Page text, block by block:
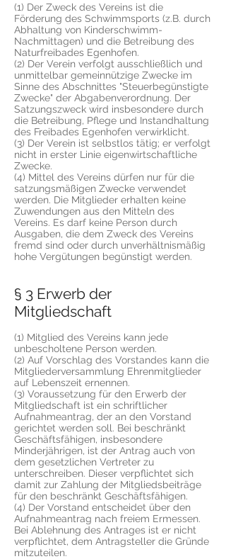
(1) Der Zweck des Vereins ist die
Förderung des Schwimmsports (z.B. durch
Abhaltung von Kinderschwimm-
Nachmittagen) und die Betreibung des
Naturfreibades Egenhofen.
(2) Der Verein verfolgt ausschließlich und
unmittelbar gemeinnützige Zwecke im
Sinne des Abschnittes "Steuerbegünstigte
Zwecke" der Abgabenverordnung. Der
Satzungszweck wird insbesondere durch
die Betreibung, Pflege und Instandhaltung
des Freibades Egenhofen verwirklicht.
(3) Der Verein ist selbstlos tätig; er verfolgt
nicht in erster Linie eigenwirtschaftliche
Zwecke.
(4) Mittel des Vereins dürfen nur für die
satzungsmäßigen Zwecke verwendet
werden. Die Mitglieder erhalten keine
Zuwendungen aus den Mitteln des
Vereins. Es darf keine Person durch
Ausgaben, die dem Zweck des Vereins
fremd sind oder durch unverhältnismäßig
hohe Vergütungen begünstigt werden.
§ 3 Erwerb der
Mitgliedschaft
(1) Mitglied des Vereins kann jede
unbescholtene Person werden.
(2) Auf Vorschlag des Vorstandes kann die
Mitgliederversammlung Ehrenmitglieder
auf Lebenszeit ernennen.
(3) Voraussetzung für den Erwerb der
Mitgliedschaft ist ein schriftlicher
Aufnahmeantrag, der an den Vorstand
gerichtet werden soll. Bei beschränkt
Geschäftsfähigen, insbesondere
Minderjährigen, ist der Antrag auch von
dem gesetzlichen Vertreter zu
unterschreiben. Dieser verpflichtet sich
damit zur Zahlung der Mitgliedsbeiträge
für den beschränkt Geschäftsfähigen.
(4) Der Vorstand entscheidet über den
Aufnahmeantrag nach freiem Ermessen.
Bei Ablehnung des Antrages ist er nicht
verpflichtet, dem Antragsteller die Gründe
mitzuteilen.